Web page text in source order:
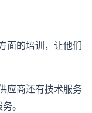
面的培训，让他们
应商还有技术服务
。